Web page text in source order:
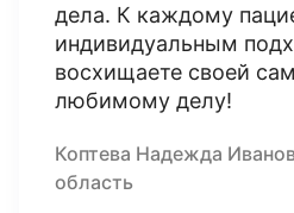
дела. К каждому
индивидуальным
восхищаете своей
любимому делу!
Коптева Надежда
область